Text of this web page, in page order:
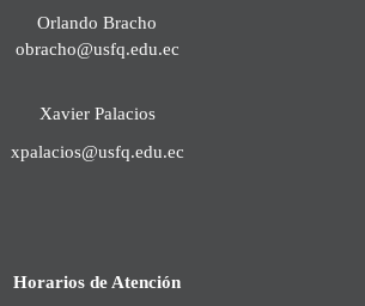
Orlando Bracho
obracho@usfq.edu.ec
Xavier Palacios
xpalacios@usfq.edu.ec
Horarios de Atención